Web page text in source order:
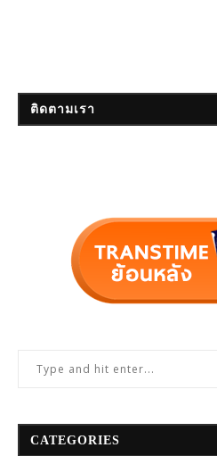
ติดตามเรา
CATEGORIES